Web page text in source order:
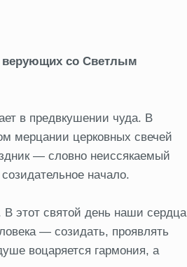
верующих со Светлым
в предвкушении чуда. В
мерцании церковных свечей
— словно неиссякаемый
начало.
этот святой день наши сердца
— созидать, проявлять
воцаряется гармония, а